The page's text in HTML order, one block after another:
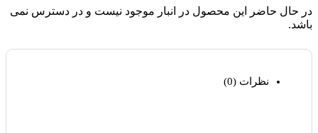
در حال حاضر این محصول در انبار موجود نیست و در دسترس نمی
باشد.
نظرات (0)